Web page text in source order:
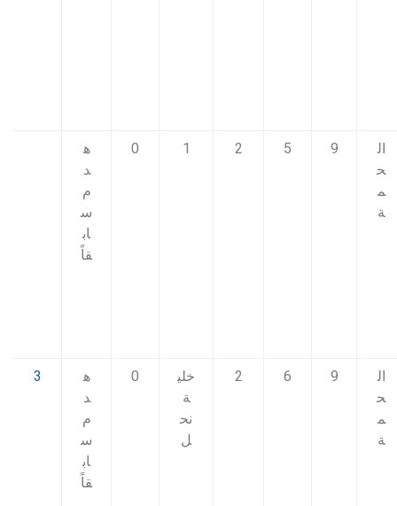
ال
ح
م
ة
9
5
2
1
0
ه
د
م
س
اب
قاً
ال
ح
م
ة
9
6
2
خلي
ة
نح
ل
0
ه
د
م
س
اب
قاً
3